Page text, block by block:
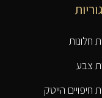
חלונות
צבע
חיפויים הייטק